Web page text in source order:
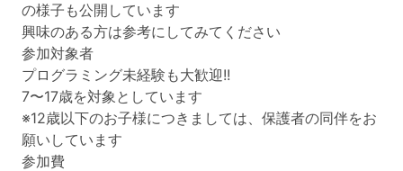
の様子も公開しています
興味のある方は参考にしてみてください
参加対象者
プログラミング未経験も大歓迎!!
7〜17歳を対象としています
※12歳以下のお子様につきましては、保護者の同伴をお
願いしています
参加費